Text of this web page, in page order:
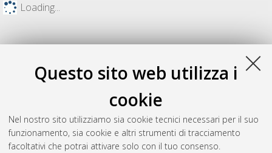
Questo sito web utilizza i
cookie
Nel nostro sito utilizziamo sia cookie tecnici necessari per il suo
funzionamento, sia cookie e altri strumenti di tracciamento
facoltativi che potrai attivare solo con il tuo consenso.
Loading...